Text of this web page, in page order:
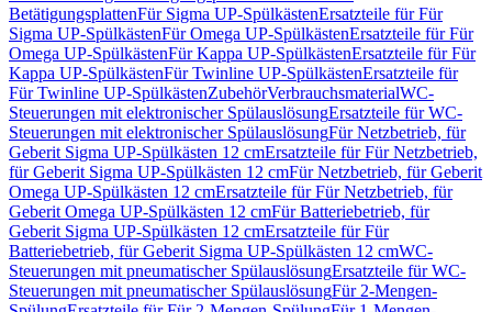
BetätigungsplattenFür Sigma UP-SpülkästenErsatzteile für Für
Sigma UP-SpülkästenFür Omega UP-SpülkästenErsatzteile für Für
Omega UP-SpülkästenFür Kappa UP-SpülkästenErsatzteile für Für
Kappa UP-SpülkästenFür Twinline UP-SpülkästenErsatzteile für
Für Twinline UP-SpülkästenZubehörVerbrauchsmaterialWC-
Steuerungen mit elektronischer SpülauslösungErsatzteile für WC-
Steuerungen mit elektronischer SpülauslösungFür Netzbetrieb, für
Geberit Sigma UP-Spülkästen 12 cmErsatzteile für Für Netzbetrieb,
für Geberit Sigma UP-Spülkästen 12 cmFür Netzbetrieb, für Geberit
Omega UP-Spülkästen 12 cmErsatzteile für Für Netzbetrieb, für
Geberit Omega UP-Spülkästen 12 cmFür Batteriebetrieb, für
Geberit Sigma UP-Spülkästen 12 cmErsatzteile für Für
Batteriebetrieb, für Geberit Sigma UP-Spülkästen 12 cmWC-
Steuerungen mit pneumatischer SpülauslösungErsatzteile für WC-
Steuerungen mit pneumatischer SpülauslösungFür 2-Mengen-